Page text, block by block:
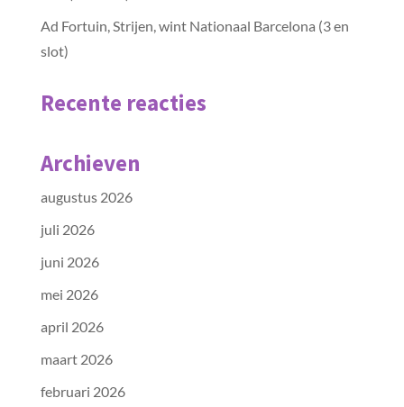
Ad Fortuin, Strijen, wint Nationaal Barcelona (3 en
slot)
Recente reacties
Archieven
augustus 2026
juli 2026
juni 2026
mei 2026
april 2026
maart 2026
februari 2026